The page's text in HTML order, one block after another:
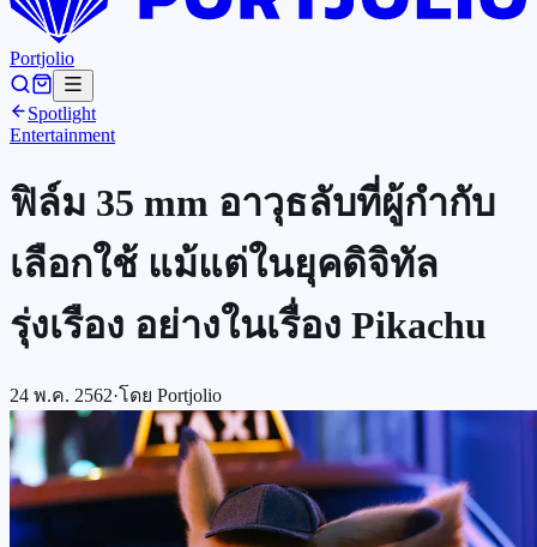
Portjolio
Spotlight
Entertainment
ฟิล์ม 35 mm อาวุธลับที่ผู้กำกับ
เลือกใช้ แม้แต่ในยุคดิจิทัล
รุ่งเรือง อย่างในเรื่อง Pikachu
24 พ.ค. 2562·โดย Portjolio